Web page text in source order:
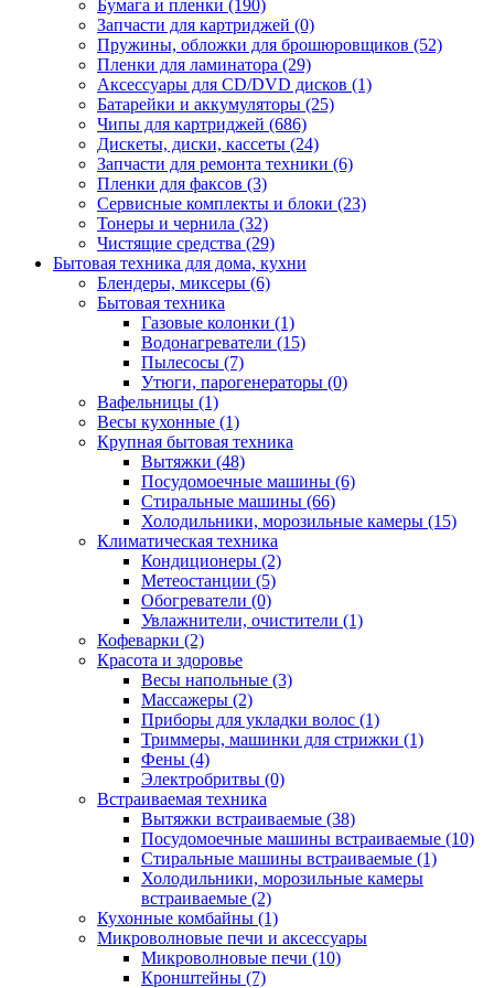
Бумага и пленки (190)
Запчасти для картриджей (0)
Пружины, обложки для брошюровщиков (52)
Пленки для ламинатора (29)
Аксессуары для CD/DVD дисков (1)
Батарейки и аккумуляторы (25)
Чипы для картриджей (686)
Дискеты, диски, кассеты (24)
Запчасти для ремонта техники (6)
Пленки для факсов (3)
Сервисные комплекты и блоки (23)
Тонеры и чернила (32)
Чистящие средства (29)
Бытовая техника для дома, кухни
Блендеры, миксеры (6)
Бытовая техника
Газовые колонки (1)
Водонагреватели (15)
Пылесосы (7)
Утюги, парогенераторы (0)
Вафельницы (1)
Весы кухонные (1)
Крупная бытовая техника
Вытяжки (48)
Посудомоечные машины (6)
Стиральные машины (66)
Холодильники, морозильные камеры (15)
Климатическая техника
Кондиционеры (2)
Метеостанции (5)
Обогреватели (0)
Увлажнители, очистители (1)
Кофеварки (2)
Красота и здоровье
Весы напольные (3)
Массажеры (2)
Приборы для укладки волос (1)
Триммеры, машинки для стрижки (1)
Фены (4)
Электробритвы (0)
Встраиваемая техника
Вытяжки встраиваемые (38)
Посудомоечные машины встраиваемые (10)
Стиральные машины встраиваемые (1)
Холодильники, морозильные камеры
встраиваемые (2)
Кухонные комбайны (1)
Микроволновые печи и аксессуары
Микроволновые печи (10)
Кронштейны (7)